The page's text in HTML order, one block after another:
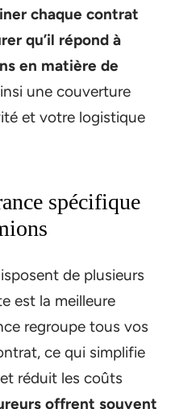
chaque contrat
qu’il répond à
en matière de
une couverture
et votre logistique
spécifique
de plusieurs
est la meilleure
regroupe tous vos
ce qui simplifie
réduit les coûts
offrent souvent